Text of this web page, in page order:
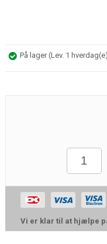
På lager(Lev. 1 hverdag(e)
Vi er klar til at hjælpe